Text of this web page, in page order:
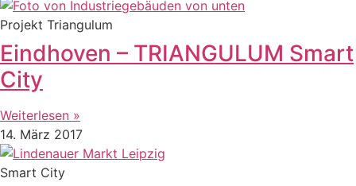
Projekt Triangulum
Eindhoven – TRIANGULUM Smart
City
Weiterlesen »
14. März 2017
Smart City